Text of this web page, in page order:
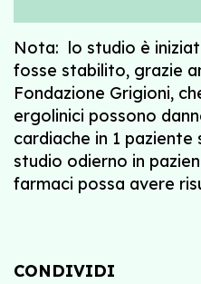
Nota: lo studio è
fosse stabilito, grazie
Fondazione Grigioni,
ergolinici possono
cardiache in 1 paziente
studio odierno in
farmaci possa avere
CONDIVIDI